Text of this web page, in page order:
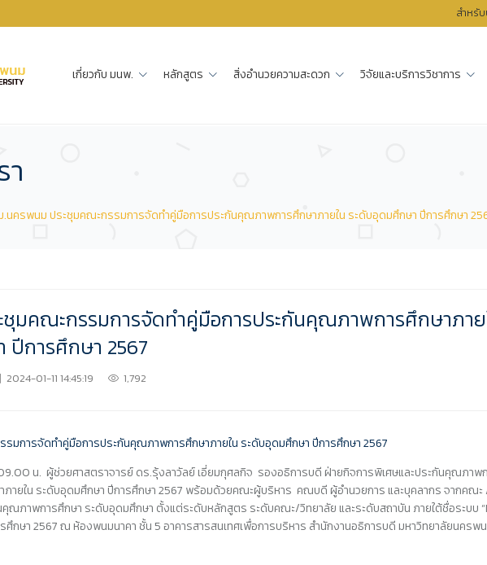
สำหรั
เกี่ยวกับ มนพ. หลักสูตร สิ่งอำนวยความสะดวก วิจัยและบริการวิชาการ
.นครพนม ประชุมคณะกรรมการจัดทำคู่มือการประกันคุณภาพการศึกษาภายใน ระดับอุดมศึกษา ปีการศึกษา
มคณะกรรมการจัดทำคู่มือการประกันคุณภาพการศึกษาภาย
ปีการศึกษา 2567
2024-01-11 14:45:19 1,792
09.00 น. ผู้ช่วยศาสตราจารย์ ดร.รุ้งลาวัลย์ เอี่ยมกุศลกิจ รองอธิการบดี ฝ่ายกิจการพิเศษและประกันคุณภา
ายใน ระดับอุดมศึกษา ปีการศึกษา 2567 พร้อมด้วยคณะผู้บริหาร คณบดี ผู้อำนวยการ และบุคลากร จากคณะ
ณภาพการศึกษา ระดับอุดมศึกษา ตั้งแต่ระดับหลักสูตร ระดับคณะ/วิทยาลัย และระดับสถาบัน ภายใต้ชื่อระบ
รศึกษา 2567 ณ ห้องพนมนาคา ชั้น 5 อาคารสารสนเทศเพื่อการบริหาร สำนักงานอธิการบดี มหาวิทยาลัยนครพ